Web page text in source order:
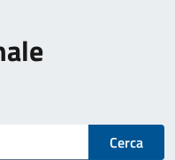
Cerca